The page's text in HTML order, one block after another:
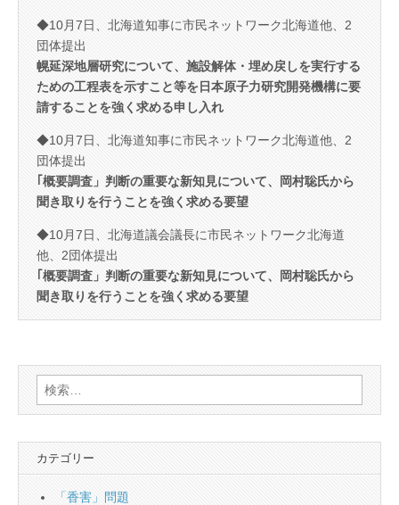
◆10月7日、北海道知事に市民ネットワーク北海道他、2
団体提出
幌延深地層研究について、施設解体・埋め戻しを実行する
ための工程表を示すこと等を日本原子力研究開発機構に要
請することを強く求める申し入れ
◆10月7日、北海道知事に市民ネットワーク北海道他、2
団体提出
｢概要調査」判断の重要な新知見について、岡村聡氏から
聞き取りを行うことを強く求める要望
◆10月7日、北海道議会議長に市民ネットワーク北海道
他、2団体提出
｢概要調査」判断の重要な新知見について、岡村聡氏から
聞き取りを行うことを強く求める要望
検
索:
カテゴリー
「香害」問題